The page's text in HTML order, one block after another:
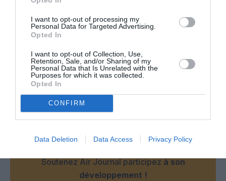
I want to opt-out of processing my
Personal Data for Targeted Advertising.
Opted In
I want to opt-out of Collection, Use,
Retention, Sale, and/or Sharing of my
Personal Data that Is Unrelated with the
Purposes for which it was collected.
Opted In
CONFIRM
Data Deletion Data Access Privacy Policy
que comprendre ? LCY est un hub ?
LAISSER UN COMMENTAIRE
FAIRE UN DON
Soutenez Air Journal participez à son
développement !